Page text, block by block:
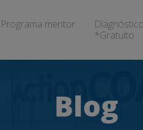
Programa mentor
*Gratuito
Blog